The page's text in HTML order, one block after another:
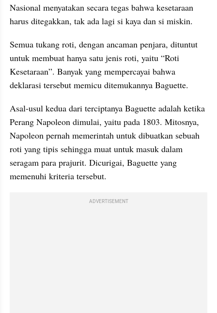
Nasional menyatakan secara tegas bahwa kesetaraan
harus ditegakkan, tak ada lagi si kaya dan si miskin.
Semua tukang roti, dengan ancaman penjara, dituntut
untuk membuat hanya satu jenis roti, yaitu “Roti
Kesetaraan”. Banyak yang mempercayai bahwa
deklarasi tersebut memicu ditemukannya Baguette.
Asal-usul kedua dari terciptanya Baguette adalah ketika
Perang Napoleon dimulai, yaitu pada 1803. Mitosnya,
Napoleon pernah memerintah untuk dibuatkan sebuah
roti yang tipis sehingga muat untuk masuk dalam
seragam para prajurit. Dicurigai, Baguette yang
memenuhi kriteria tersebut.
ADVERTISEMENT